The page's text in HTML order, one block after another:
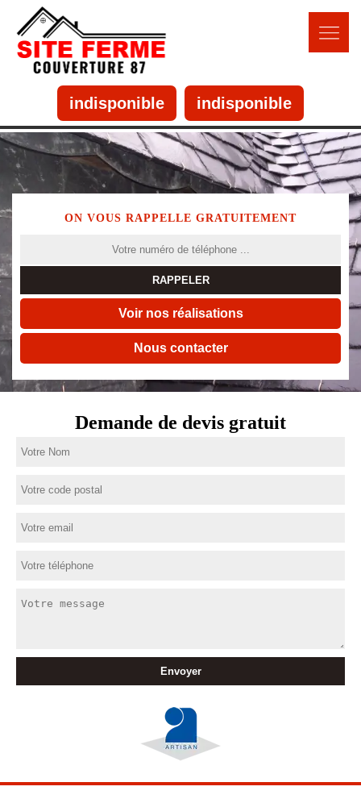
indisponible indisponible
ON VOUS RAPPELLE GRATUITEMENT
Voir nos réalisations
Nous contacter
Demande de devis gratuit